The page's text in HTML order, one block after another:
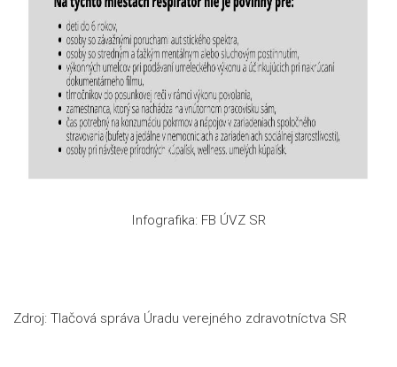
Infografika: FB ÚVZ SR
Zdroj: Tlačová správa Úradu verejného zdravotníctva SR